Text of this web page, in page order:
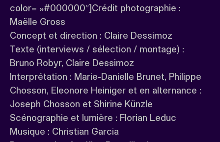
color= »#000000″]Crédit photographie :
Maëlle Gross
Concept et direction : Claire Dessimoz
Texte (interviews / sélection / montage) :
Bruno Robyr, Claire Dessimoz
Interprétation : Marie-Danielle Brunet, Philippe
Chosson, Eleonore Heiniger et en alternance :
Joseph Chosson et Shirine Künzle
Scénographie et lumière : Florian Leduc
Musique : Christian Garcia